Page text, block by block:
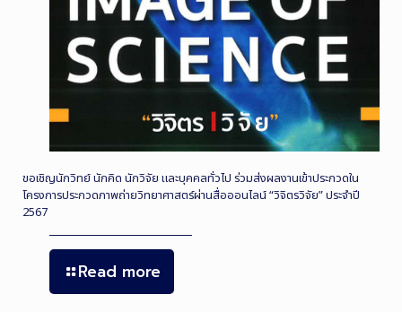
ขอเชิญนักวิทย์ นักคิด นักวิจัย และบุคคลทั่วไป ร่วมส่งผลงานเข้าประกวดใน
โครงการประกวดภาพถ่ายวิทยาศาสตร์ผ่านสื่อออนไลน์ “วิจิตรวิจัย” ประจำปี
2567
Read more